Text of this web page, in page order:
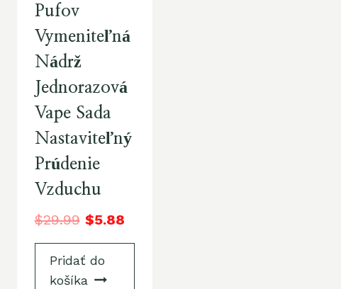
Pufov
Vymeniteľná
Nádrž
Jednorazová
Vape Sada
Nastaviteľný
Prúdenie
Vzduchu
$29.99 $5.88
Pridať do
košíka